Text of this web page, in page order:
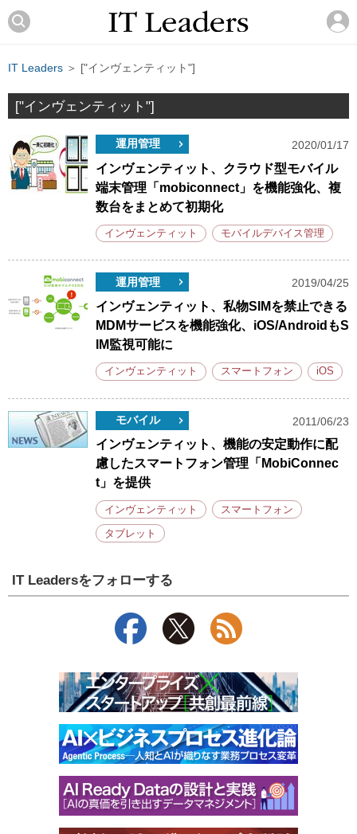
IT Leaders ＞ ["インヴェンティット"]
["インヴェンティット"]
運用管理 2020/01/17
インヴェンティット、クラウド型モバイル
端末管理「mobiconnect」を機能強化、複
数台をまとめて初期化
インヴェンティット モバイルデバイス管理
運用管理 2019/04/25
インヴェンティット、私物SIMを禁止できる
MDMサービスを機能強化、iOS/AndroidもS
IM監視可能に
インヴェンティット スマートフォン iOS
モバイル 2011/06/23
インヴェンティット、機能の安定動作に配
慮したスマートフォン管理「MobiConnec
t」を提供
インヴェンティット スマートフォン
タブレット
IT Leadersをフォローする